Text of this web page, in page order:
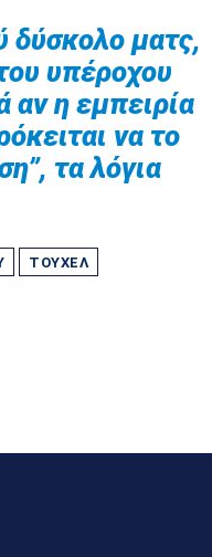
δύσκολο ματς,
υπέροχου
αν η εμπειρία
να το
τα λόγια
ΤΟΎΧΕΛ